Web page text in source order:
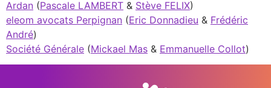
Ardan (Pascale LAMBERT & Stève FELIX)
eleom avocats Perpignan (Eric Donnadieu & Frédéric
André)
Société Générale (Mickael Mas & Emmanuelle Collot)